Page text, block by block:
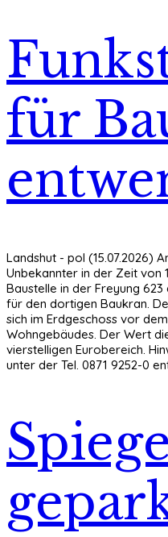
für
Landshut - pol (15.07.2026)
Unbekannter in der Zeit von
Baustelle in der Freyung
für den dortigen Baukran.
sich im Erdgeschoss vor
Wohngebäudes. Der Wert
vierstelligen Eurobereich.
unter der Tel. 0871 9252-0